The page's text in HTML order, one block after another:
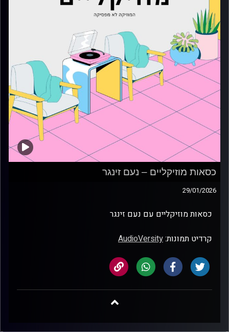
כסאות מוזיקליים – נעם זינגר
29/01/2026
כסאות מוזיקליים עם נעם זינגר
קרדיט תמונות:AudioVersity